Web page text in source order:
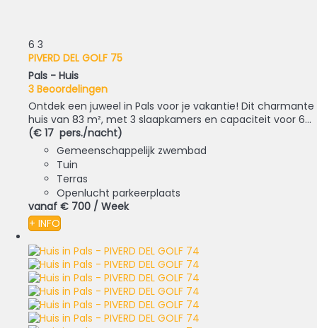
6 3
PIVERD DEL GOLF 75
Pals - Huis
3 Beoordelingen
Ontdek een juweel in Pals voor je vakantie! Dit charmante
huis van 83 m², met 3 slaapkamers en capaciteit voor 6...
(€ 17 pers./nacht)
Gemeenschappelijk zwembad
Tuin
Terras
Openlucht parkeerplaats
vanaf € 700 / Week
+ INFO